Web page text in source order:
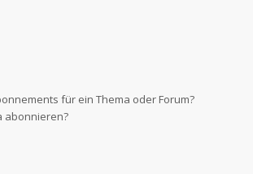
für ein Thema oder Forum?
abonnieren?